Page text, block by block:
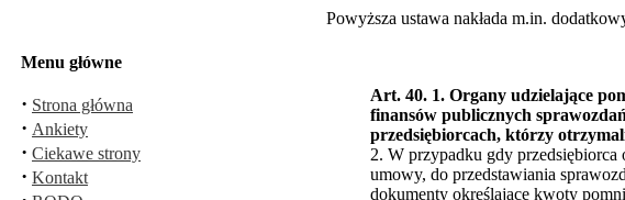
Menu główne
· Strona główna
· Ankiety
· Ciekawe strony
· Kontakt
Powyższa ustawa nakłada m.in.
Art. 40. 1. Organy udzielające
finansów publicznych
przedsiębiorcach, którzy
2. W przypadku gdy
umowy, do przedstawiania
dokumenty określające kwoty